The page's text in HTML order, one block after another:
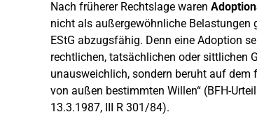
Nach früherer Rechtslage waren
nicht als außergewöhnliche Belastungen
EStG abzugsfähig. Denn eine Adoption
rechtlichen, tatsächlichen oder sittlichen
unausweichlich, sondern beruht auf dem
von außen bestimmten Willen“ (BFH-
13.3.1987, III R 301/84).